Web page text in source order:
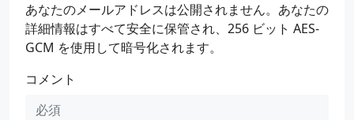
あなたのメールアドレスは公開されません。あなたの
詳細情報はすべて安全に保管され、256 ビット AES-
GCM を使用して暗号化されます。
コメント